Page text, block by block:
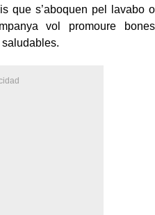
que s’aboquen pel lavabo o
vol promoure bones